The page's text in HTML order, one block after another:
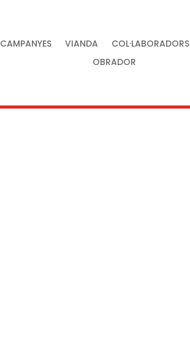
CAMPANYES VIANDA COL·LABORADORS
OBRADOR